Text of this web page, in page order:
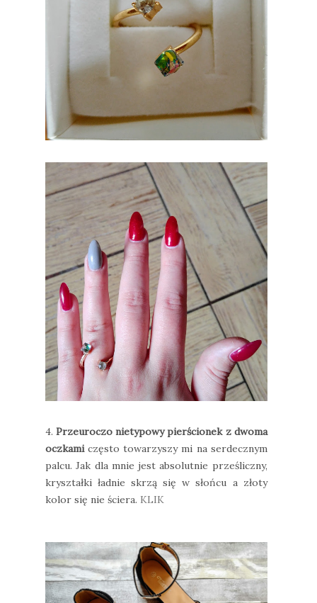
4.Przeuroczo nietypowy pierścionek z dwoma
oczkamiczęsto towarzyszy mi na serdecznym
palcu. Jak dla mnie jest absolutnie prześliczny,
kryształki ładnie skrzą się w słońcu a złoty
kolor się nie ściera. KLIK